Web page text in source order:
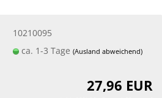
10210095
ca. 1-3 Tage(Ausland abweichend)
27,96 EUR